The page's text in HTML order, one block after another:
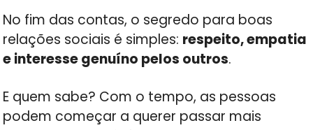
No fim das contas, o segredo para boas
relações sociais é simples: respeito, empatia
e interesse genuíno pelos outros.
E quem sabe? Com o tempo, as pessoas
podem começar a querer passar mais